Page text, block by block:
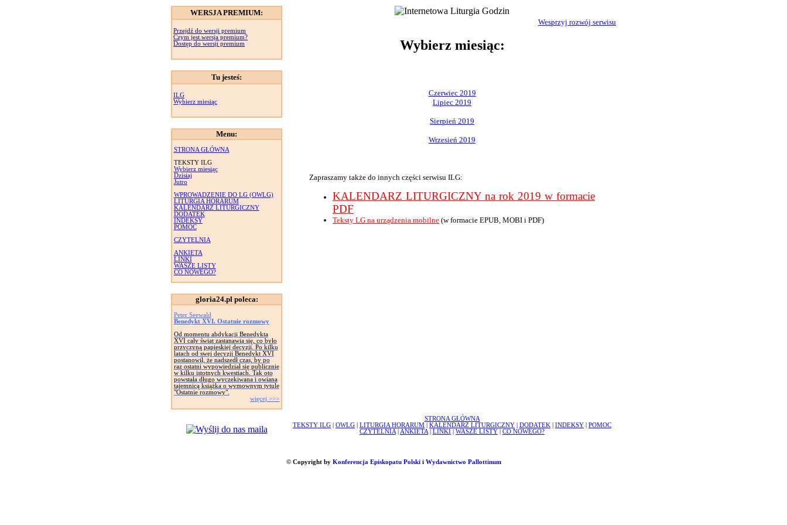
WERSJA PREMIUM:
Przejdź do wersji premium
Czym jest wersja premium?
Dostęp do wersji premium
Tu jesteś:
ILG
Wybierz miesiąc
Menu:
STRONA GŁÓWNA
TEKSTY ILG
Wybierz miesiąc
Dzisiaj
Jutro
WPROWADZENIE DO LG (OWLG)
LITURGIA HORARUM
KALENDARZ LITURGICZNY
DODATEK
INDEKSY
POMOC
CZYTELNIA
ANKIETA
LINKI
WASZE LISTY
CO NOWEGO?
gloria24.pl poleca:
Peter Seewald
Benedykt XVI. Ostatnie rozmowy
Od momentu abdykacji Benedykta
XVI cały świat zastanawia się, co było
przyczyną papieskiej decyzji. Po kilku
latach od swej decyzji Benedykt XVI
postanowił, że nadszedł czas, by po
raz ostatni wypowiedział się publicznie
w kilku istotnych kwestiach. Tak oto
powstała długo wyczekiwana i owiana
tajemnicą książka o wymownym tytule
"Ostatnie rozmowy".
więcej >>>
Wesprzyj rozwój serwisu
Wybierz miesiąc:
Czerwiec 2019
Lipiec 2019
Sierpień 2019
Wrzesień 2019
Zapraszamy także do innych części serwisu ILG:
KALENDARZ LITURGICZNY na rok 2019 w formacie
PDF
Teksty LG na urządzenia mobilne (w formacie EPUB, MOBI i PDF)
STRONA GŁÓWNA
TEKSTY ILG
OWLG LITURGIA HORARUM KALENDARZ LITURGICZNY DODATEK INDEKSY
POMOC
CZYTELNIA
ANKIETA LINKI WASZE LISTY CO NOWEGO?
© Copyright by Konferencja Episkopatu Polskii Wydawnictwo Pallottinum